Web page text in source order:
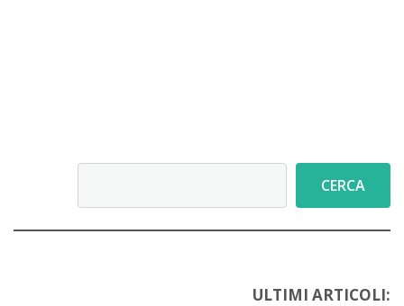
CERCA
ULTIMI ARTICOLI: